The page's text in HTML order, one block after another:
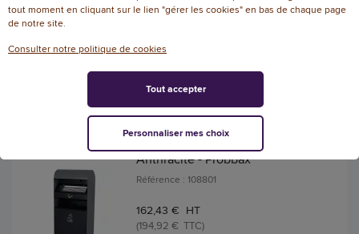
EN STOCK, LIVRÉ EN 24/48H
Cendrier mural avec corbeille -
Anthracite - Probbax
Référence : 108801
162,43 € HT
(194,92 € TTC)
tout moment en cliquant sur le lien "gérer les cookies" en bas de chaque page
de notre site.
Consulter notre politique de cookies
Personnaliser mes choix
Tout accepter